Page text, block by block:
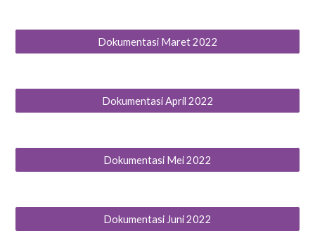
Dokumentasi Maret 2022
Dokumentasi April 2022
Dokumentasi Mei 2022
Dokumentasi Juni 2022